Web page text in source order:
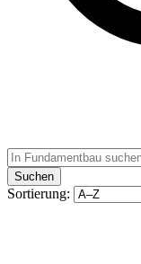
Suchen
Sortierung: